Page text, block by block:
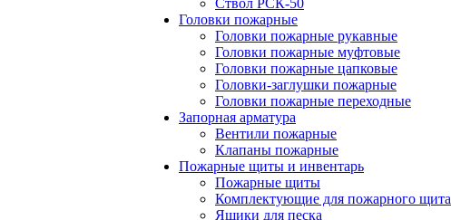
Ствол РСК-50
Головки пожарные
Головки пожарные рукавные
Головки пожарные муфтовые
Головки пожарные цапковые
Головки-заглушки пожарные
Головки пожарные переходные
Запорная арматура
Вентили пожарные
Клапаны пожарные
Пожарные щиты и инвентарь
Пожарные щиты
Комплектующие для пожарного щита
Ящики для песка